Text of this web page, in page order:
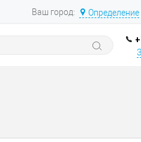
Ваш город: Определение